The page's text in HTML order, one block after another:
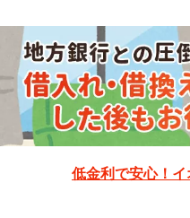
低金利で安心！